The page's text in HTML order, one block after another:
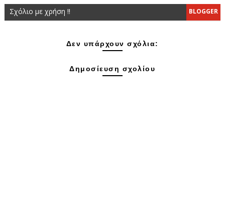
BLOGGER
Σχόλιο με χρήση !!
Δεν υπάρχουν σχόλια:
Δημοσίευση σχολίου